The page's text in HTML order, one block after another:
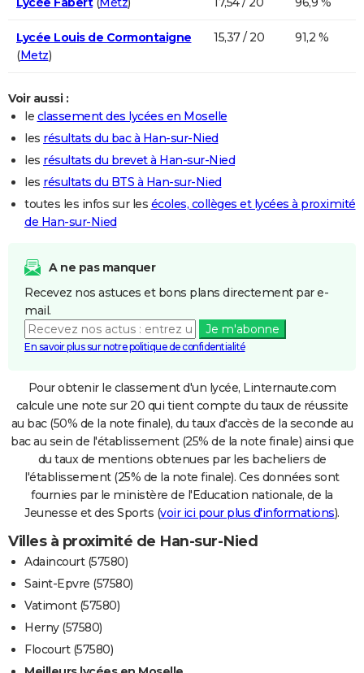
Lycée Louis de Cormontaigne
(Metz)
15,37 / 20 91,2 %
Voir aussi :
le classement des lycées en Moselle
les résultats du bac à Han-sur-Nied
les résultats du brevet à Han-sur-Nied
les résultats du BTS à Han-sur-Nied
toutes les infos sur les écoles, collèges et lycées à proximité
de Han-sur-Nied
A ne pas manquer
Recevez nos astuces et bons plans directement par e-
mail.
Je m'abonne
En savoir plus sur notre politique de confidentialité
Pour obtenir le classement d'un lycée, Linternaute.com
calcule une note sur 20 qui tient compte du taux de réussite
au bac (50% de la note finale), du taux d'accès de la seconde au
bac au sein de l'établissement (25% de la note finale) ainsi que
du taux de mentions obtenues par les bacheliers de
l'établissement (25% de la note finale). Ces données sont
fournies par le ministère de l'Education nationale, de la
Jeunesse et des Sports (voir ici pour plus d'informations).
Villes à proximité de Han-sur-Nied
Adaincourt (57580)
Saint-Epvre (57580)
Vatimont (57580)
Herny (57580)
Flocourt (57580)